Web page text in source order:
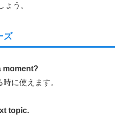
う。
ズ
moment?
に使えます。
topic.